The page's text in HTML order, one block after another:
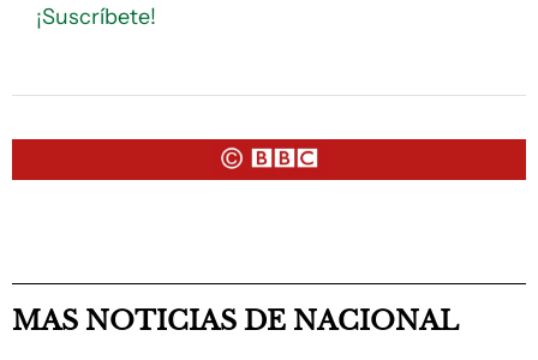
¡Suscríbete!
MAS NOTICIAS DE NACIONAL